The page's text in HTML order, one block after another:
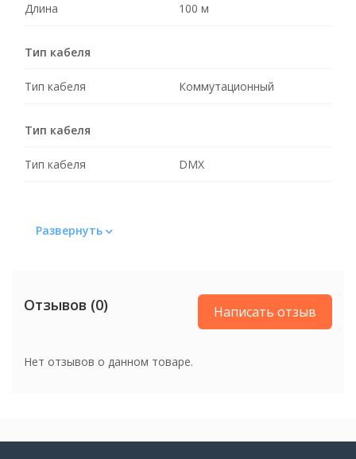
Длина 100 м
Тип кабеля
Тип кабеля Коммутационный
Тип кабеля
Тип кабеля DMX
Развернуть
Отзывов (0) Написать отзыв
Нет отзывов о данном товаре.